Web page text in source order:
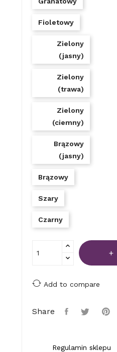
Fioletowy
Zielony
(jasny)
Zielony
(trawa)
Zielony
(ciemny)
Brązowy
(jasny)
Brązowy
Szary
Czarny
Add to compare
Share
Regulamin sklepu